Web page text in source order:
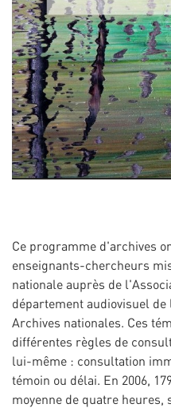
Ce programme d'archives
enseignants-chercheurs
nationale auprès de
département audiovisuel de
Archives nationales. Ces
différentes règles de
lui-même : consultation
témoin ou délai. En 2006,
moyenne de quatre heures,